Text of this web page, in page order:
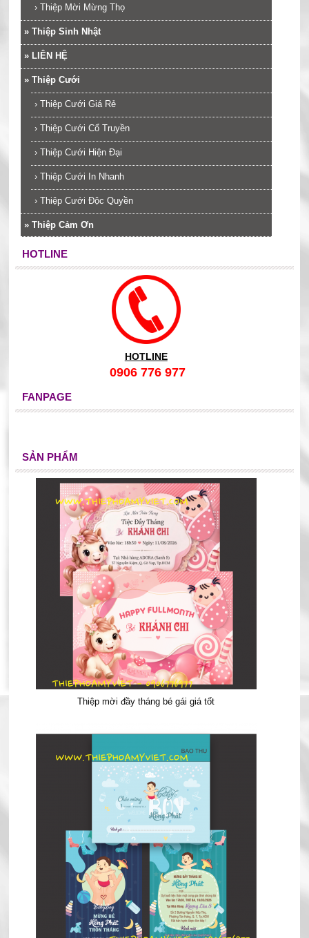
› Thiệp Mời Mừng Thọ
» Thiệp Sinh Nhật
» LIÊN HỆ
» Thiệp Cưới
› Thiệp Cưới Giá Rẻ
› Thiệp Cưới Cổ Truyền
› Thiệp Cưới Hiện Đại
› Thiệp Cưới In Nhanh
› Thiệp Cưới Độc Quyền
» Thiệp Cảm Ơn
HOTLINE
HOTLINE
0906 776 977
FANPAGE
SẢN PHẨM
Thiệp mời đầy tháng bé gái giá tốt